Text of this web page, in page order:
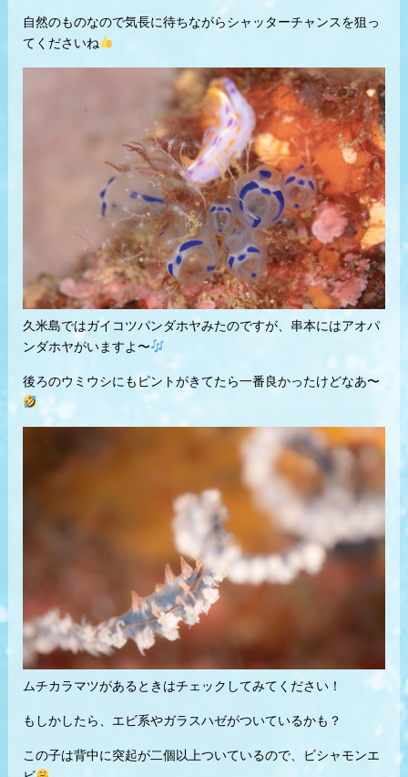
自然のものなので気長に待ちながらシャッターチャンスを狙っ
てくださいね
久米島ではガイコツパンダホヤみたのですが、串本にはアオパ
ンダホヤがいますよ〜
後ろのウミウシにもピントがきてたら一番良かったけどなあ〜
ムチカラマツがあるときはチェックしてみてください！
もしかしたら、エビ系やガラスハゼがついているかも？
この子は背中に突起が二個以上ついているので、ビシャモンエ